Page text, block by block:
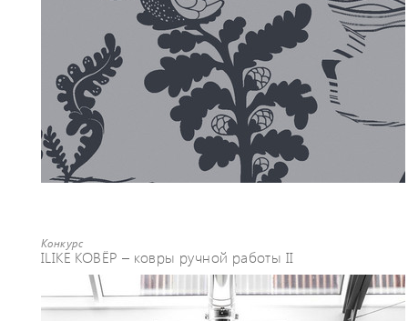
Конкурс
ILIKE КОВЁР – ковры ручной работы II